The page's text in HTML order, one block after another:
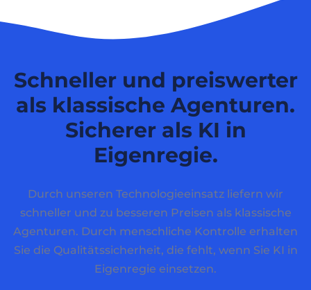
Schneller und preiswerter
als klassische Agenturen.
Sicherer als KI in
Eigenregie.
Durch unseren Technologieeinsatz liefern wir
schneller und zu besseren Preisen als klassische
Agenturen. Durch menschliche Kontrolle erhalten
Sie die Qualitätssicherheit, die fehlt, wenn Sie KI in
Eigenregie einsetzen.